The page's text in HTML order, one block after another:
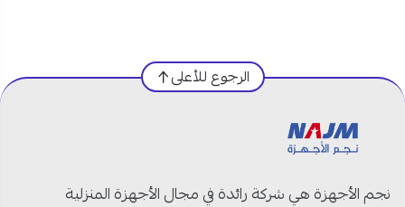
العلامة التجارية:ارو
النوع:غسالة حوضين
السعة:
اللون:
رمادي
الرجوع للأعلى
نجم الأجهزة هي شركة رائدة في مجال الأجهزة المنزلية